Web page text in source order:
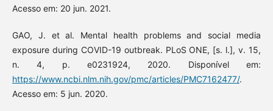
Acesso em: 20 jun. 2021.
GAO, J. et al. Mental health problems and social media
exposure during COVID-19 outbreak. PLoS ONE, [s. l.], v. 15,
n. 4, p. e0231924, 2020. Disponível em:
https://www.ncbi.nlm.nih.gov/pmc/articles/PMC7162477/.
Acesso em: 5 jun. 2020.